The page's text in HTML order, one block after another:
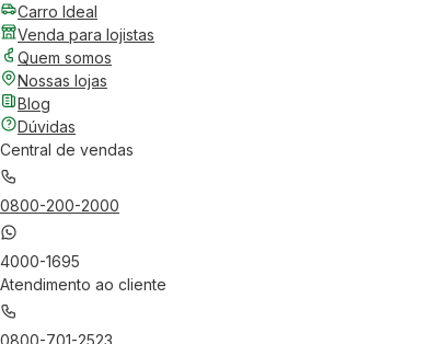
Carro Ideal
Venda para lojistas
Quem somos
Nossas lojas
Blog
Dúvidas
Central de vendas
0800-200-2000
4000-1695
Atendimento ao cliente
0800-701-2523